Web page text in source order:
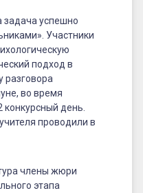
задача успешно
Участники
подход в
разговора
во время
день.
проводили в
члены жюри
этапа